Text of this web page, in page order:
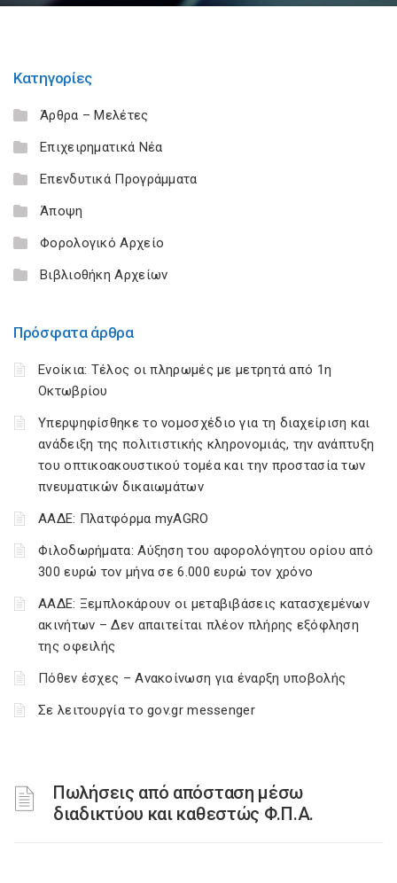
Κατηγορίες
Άρθρα – Μελέτες
Επιχειρηματικά Νέα
Επενδυτικά Προγράμματα
Άποψη
Φορολογικό Αρχείο
Βιβλιοθήκη Αρχείων
Πρόσφατα άρθρα
Ενοίκια: Τέλος οι πληρωμές με μετρητά από 1η
Οκτωβρίου
Υπερψηφίσθηκε το νομοσχέδιο για τη διαχείριση και
ανάδειξη της πολιτιστικής κληρονομιάς, την ανάπτυξη
του οπτικοακουστικού τομέα και την προστασία των
πνευματικών δικαιωμάτων
ΑΑΔΕ: Πλατφόρμα myAGRO
Φιλοδωρήματα: Αύξηση του αφορολόγητου ορίου από
300 ευρώ τον μήνα σε 6.000 ευρώ τον χρόνο
ΑΑΔΕ: Ξεμπλοκάρουν οι μεταβιβάσεις κατασχεμένων
ακινήτων – Δεν απαιτείται πλέον πλήρης εξόφληση
της οφειλής
Πόθεν έσχες – Ανακοίνωση για έναρξη υποβολής
Σε λειτουργία το gov.gr messenger
Πωλήσεις από απόσταση μέσω
διαδικτύου και καθεστώς Φ.Π.Α.